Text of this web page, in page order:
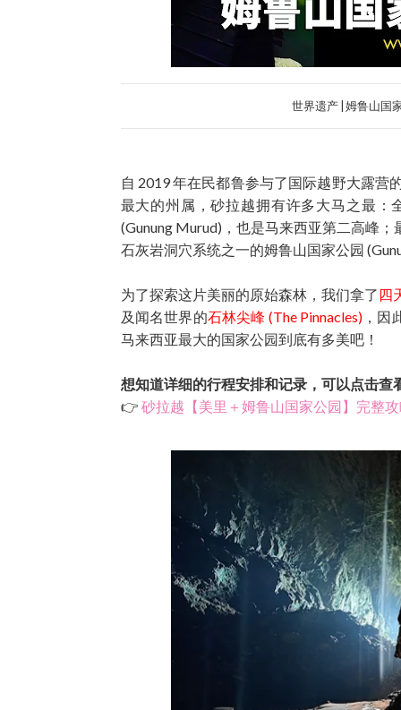
世界遗产 | 姆鲁山国
自 2019 年在民都鲁参与了国际越野大露
最大的州属，砂拉越拥有许多大马之最：
(Gunung Murud)，也是马来西亚第二高峰
石灰岩洞穴系统之一的姆鲁山国家公园
为了探索这片美丽的原始森林，我们拿了 四
及闻名世界的石林尖峰 (The Pinnacles) ，因
马来西亚最大的国家公园到底有多美吧！
想知道详细的行程安排和记录，可以点击查
👉 砂拉越【美里＋姆鲁山国家公园】完整